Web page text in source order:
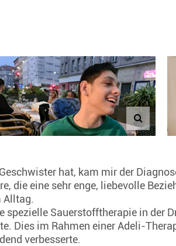
hat, kam mir der
die eine sehr enge, liebevolle
Alltag.
spezielle Sauerstofftherapie in der
Dies im Rahmen einer Adeli-
verbesserte.